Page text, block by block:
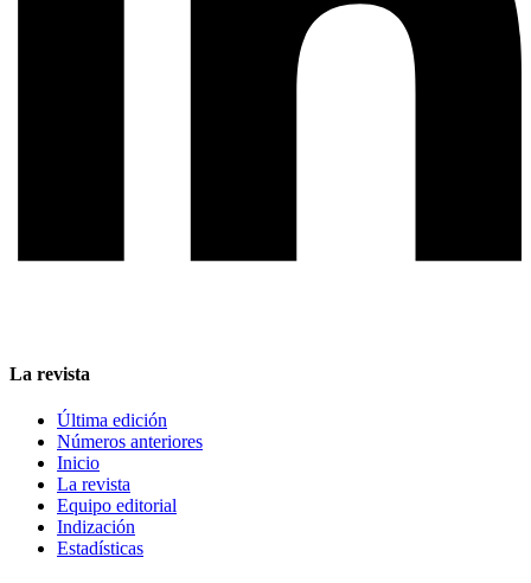
La revista
Última edición
Números anteriores
Inicio
La revista
Equipo editorial
Indización
Estadísticas